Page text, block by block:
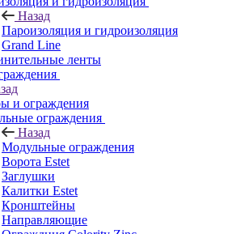
Назад
Пароизоляция и гидроизоляция
Grand Line
ленты
и ограждения
ограждения
Назад
Модульные ограждения
Ворота Estet
Заглушки
Калитки Estet
Кронштейны
Направляющие